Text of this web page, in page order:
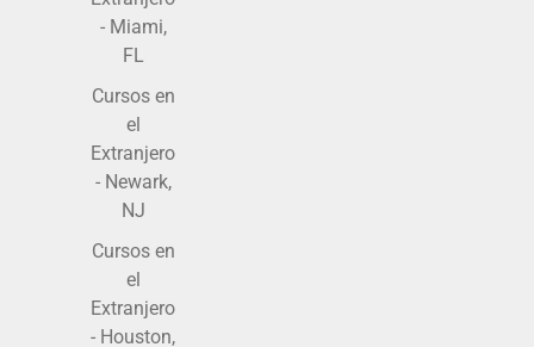
- Miami,
FL
Cursos en
el
Extranjero
- Newark,
NJ
Cursos en
el
Extranjero
- Houston,